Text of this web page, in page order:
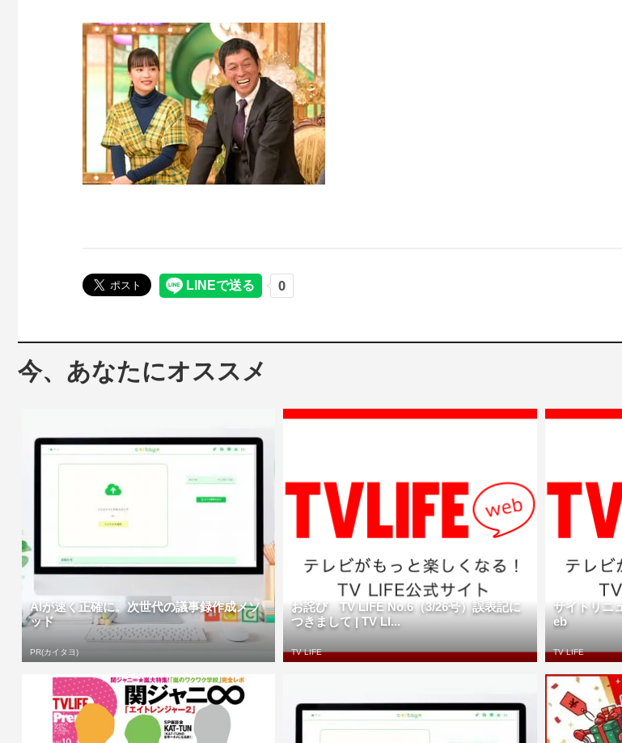
今、あなたにオススメ
AIが速く正確に。次世代の議事録作成メソ
ッド
PR(カイタヨ)
お詫び TV LIFE No.6（3/26号）誤表記に
つきまして | TV LI...
TV LIFE
サイトリニ
eb
TV LIFE